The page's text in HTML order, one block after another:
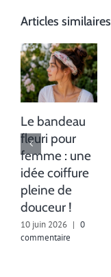
Articles similaires
Le bandeau
fleuri pour
femme : une
idée coiffure
pleine de
douceur !
10 juin 2026 | 0
commentaire